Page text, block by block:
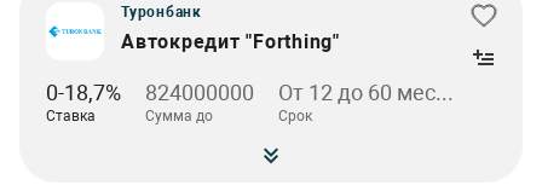
Туронбанк
Автокредит "Forthing"
0-18,7%
Ставка
824000000
Сумма до
От 12 до 60 мес...
Срок